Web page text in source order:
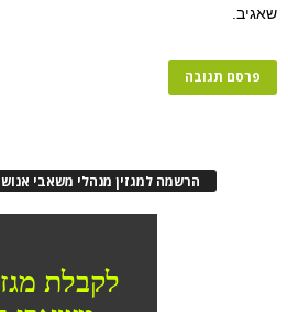
שאגיב.
הרשמה למגזין מנהלי משאבי אנוש